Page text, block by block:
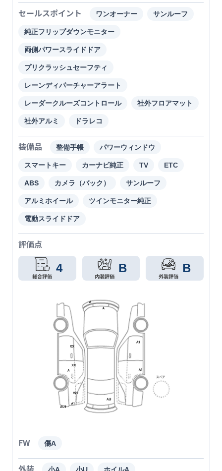
セールスポイント ワンオーナー サンルーフ
純正フリップダウンモニター
両側パワースライドドア
プリクラッシュセーフティ
レーンディパーチャーアラート
レーダークルーズコントロール 社外フロアマット
社外アルミ ドラレコ
装備品 整備手帳 パワーウィンドウ
スマートキー カーナビ純正 TV ETC
ABS カメラ（バック） サンルーフ
アルミホイール ツインモニター純正
電動スライドドア
評価点
4 B B
FW 傷A
外装